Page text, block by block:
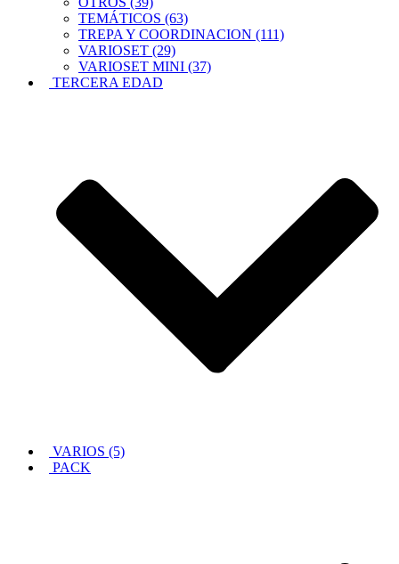
TEMÁTICOS (63)
TREPA Y COORDINACION (111)
VARIOSET (29)
VARIOSET MINI (37)
TERCERA EDAD
VARIOS (5)
PACK